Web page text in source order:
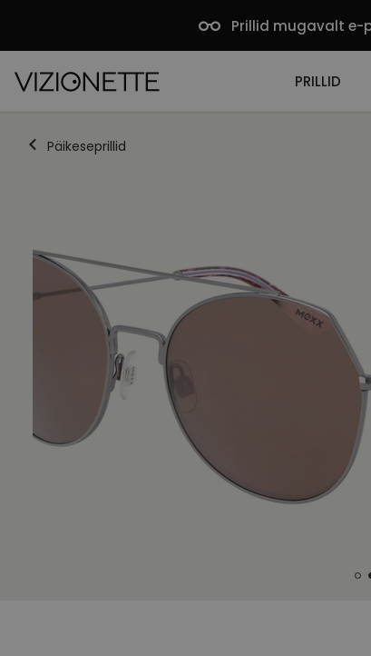
Prillid mugavalt e-
PRILLID
Päikeseprillid